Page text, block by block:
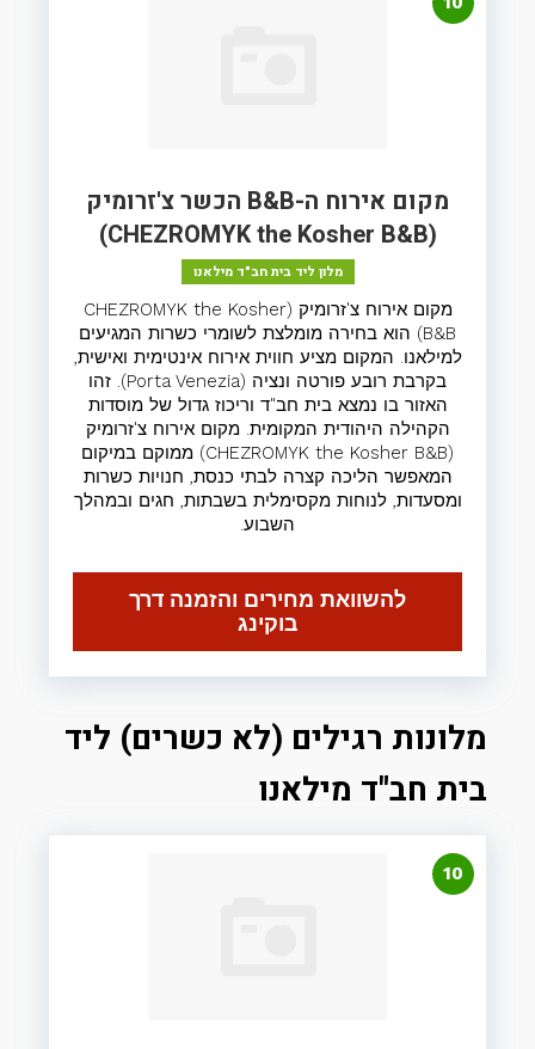
מקום אירוח ה-B&B הכשר צ'זרומיק
(CHEZROMYK the Kosher B&B)
מלון ליד בית חב"ד מילאנו
מקום אירוח צ'זרומיק (CHEZROMYK the Kosher
B&B) הוא בחירה מומלצת לשומרי כשרות המגיעים
למילאנו. המקום מציע חווית אירוח אינטימית ואישית,
בקרבת רובע פורטה ונציה (Porta Venezia). זהו
האזור בו נמצא בית חב"ד וריכוז גדול של מוסדות
הקהילה היהודית המקומית. מקום אירוח צ'זרומיק
(CHEZROMYK the Kosher B&B) ממוקם במיקום
המאפשר הליכה קצרה לבתי כנסת, חנויות כשרות
ומסעדות, לנוחות מקסימלית בשבתות, חגים ובמהלך
השבוע.
להשוואת מחירים והזמנה דרך
בוקינג
מלונות רגילים (לא כשרים) ליד
בית חב"ד מילאנו
10